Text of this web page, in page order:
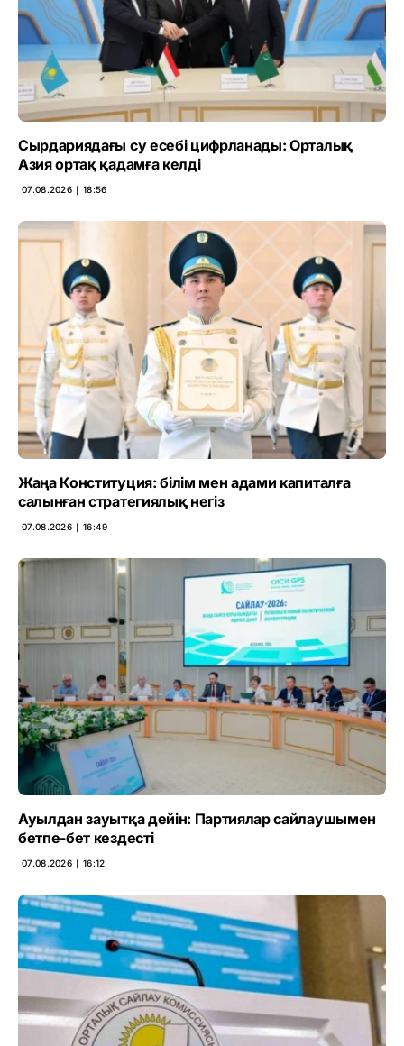
Сырдариядағы су есебі цифрланады: Орталық
Азия ортақ қадамға келді
07.08.2026 ∣ 18:56
Жаңа Конституция: білім мен адами капиталға
салынған стратегиялық негіз
07.08.2026 ∣ 16:49
Ауылдан зауытқа дейін: Партиялар сайлаушымен
бетпе-бет кездесті
07.08.2026 ∣ 16:12